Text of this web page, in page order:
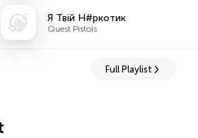
Я Твій Н#ркотик
Quest Pistols
Full Playlist